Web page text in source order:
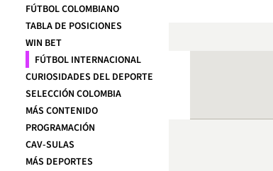
FÚTBOL COLOMBIANO
TABLA DE POSICIONES
WIN BET
FÚTBOL INTERNACIONAL
CURIOSIDADES DEL DEPORTE
SELECCIÓN COLOMBIA
MÁS CONTENIDO
PROGRAMACIÓN
CAV-SULAS
MÁS DEPORTES